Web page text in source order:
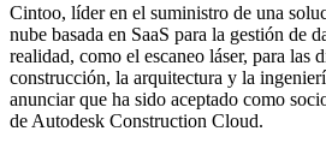
Cintoo, líder en el suministro de una
nube basada en SaaS para la gestión de
realidad, como el escaneo láser, para las
construcción, la arquitectura y la
anunciar que ha sido aceptado como
de Autodesk Construction Cloud.